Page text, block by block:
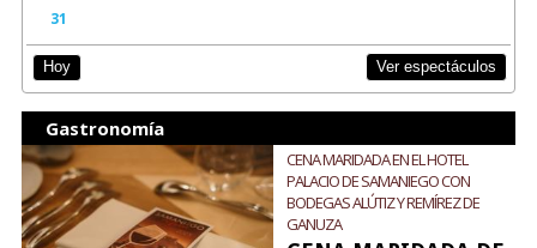
31
Hoy Ver espectáculos
Gastronomía
CENA MARIDADA EN EL HOTEL
PALACIO DE SAMANIEGO CON
BODEGAS ALÚTIZ Y REMÍREZ DE
GANUZA